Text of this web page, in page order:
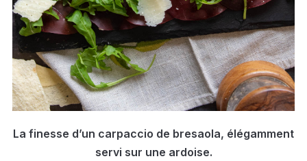
La finesse d’un carpaccio de bresaola, élégamment
servi sur une ardoise.